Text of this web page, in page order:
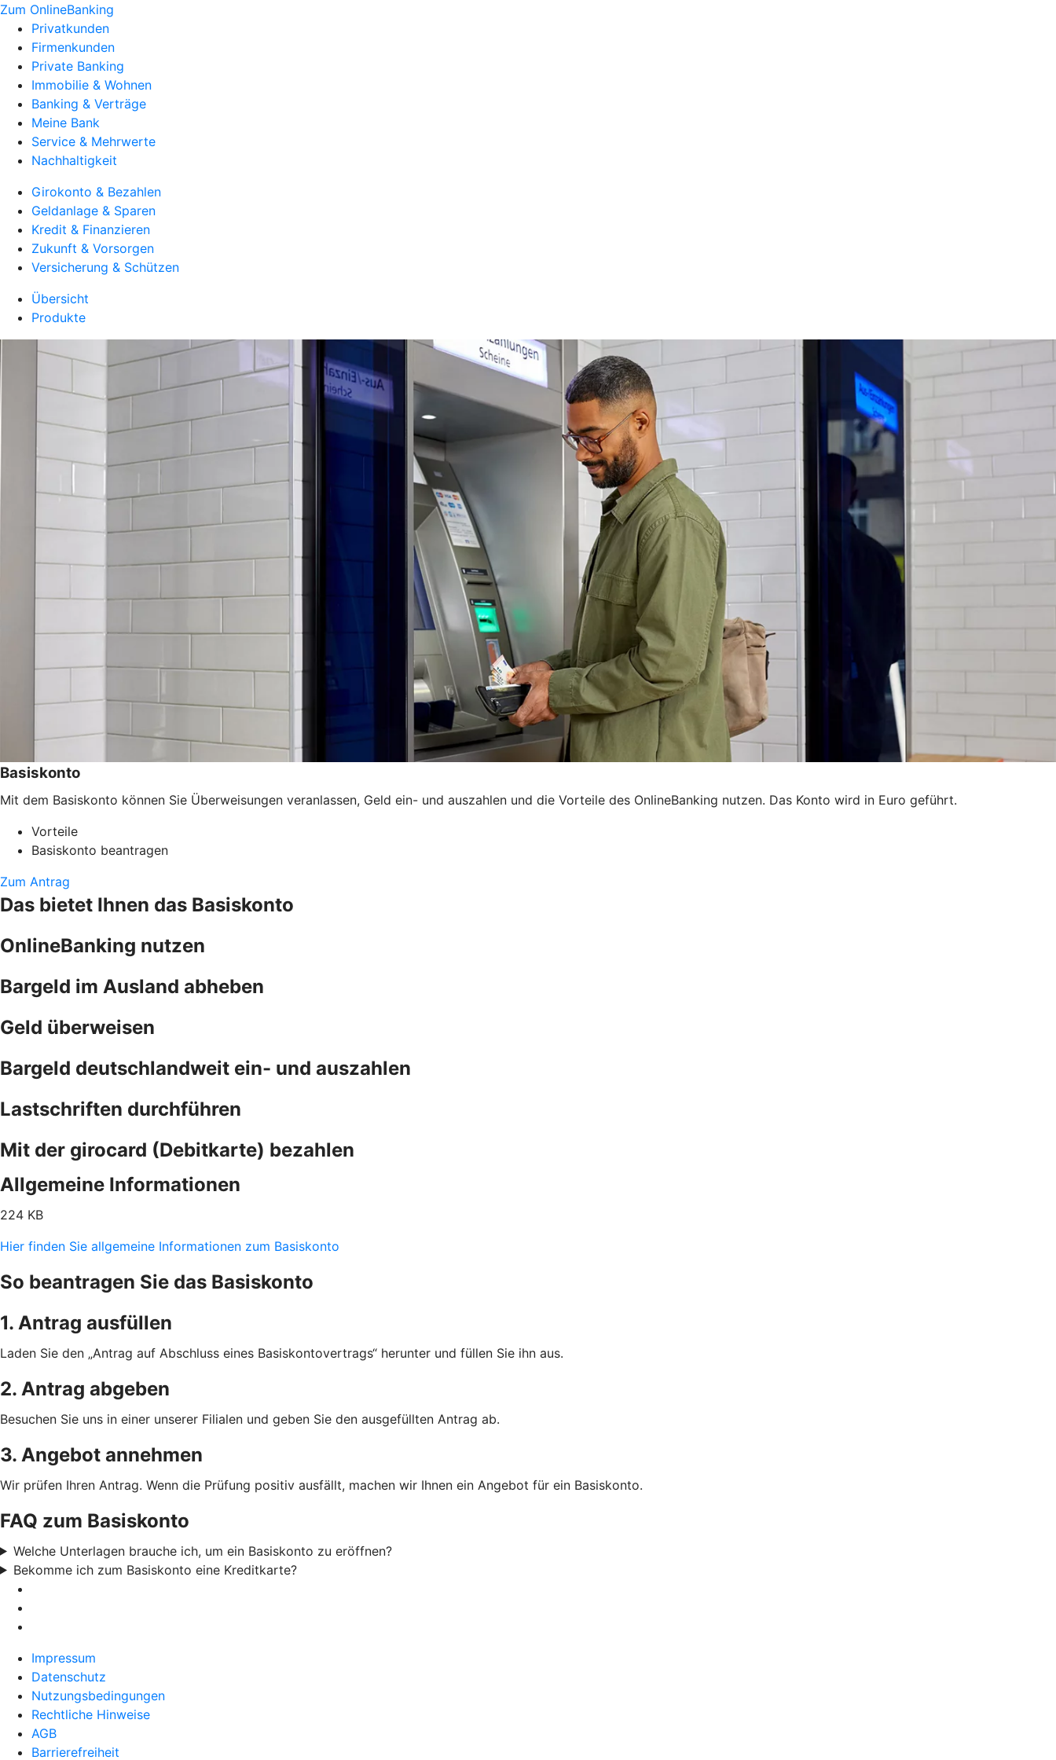
Zum OnlineBanking
Privatkunden
Firmenkunden
Private Banking
Immobilie & Wohnen
Banking & Verträge
Meine Bank
Service & Mehrwerte
Nachhaltigkeit
Girokonto & Bezahlen
Geldanlage & Sparen
Kredit & Finanzieren
Zukunft & Vorsorgen
Versicherung & Schützen
Übersicht
Produkte
Basiskonto
Mit dem Basiskonto können Sie Überweisungen veranlassen, Geld ein- und auszahlen und die Vorteile des OnlineBanking nutzen. Das Konto wird in Euro geführt.
Vorteile
Basiskonto beantragen
Zum Antrag
Das bietet Ihnen das Basiskonto
OnlineBanking nutzen
Bargeld im Ausland abheben
Geld überweisen
Bargeld deutschlandweit ein- und auszahlen
Lastschriften durchführen
Mit der girocard (Debitkarte) bezahlen
Allgemeine Informationen
224 KB
Hier finden Sie allgemeine Informationen zum Basiskonto
So beantragen Sie das Basiskonto
1. Antrag ausfüllen
Laden Sie den „Antrag auf Abschluss eines Basiskontovertrags“ herunter und füllen Sie ihn aus.
2. Antrag abgeben
Besuchen Sie uns in einer unserer Filialen und geben Sie den ausgefüllten Antrag ab.
3. Angebot annehmen
Wir prüfen Ihren Antrag. Wenn die Prüfung positiv ausfällt, machen wir Ihnen ein Angebot für ein Basiskonto.
FAQ zum Basiskonto
Welche Unterlagen brauche ich, um ein Basiskonto zu eröffnen?
Bekomme ich zum Basiskonto eine Kreditkarte?
Impressum
Datenschutz
Nutzungsbedingungen
Rechtliche Hinweise
AGB
Barrierefreiheit